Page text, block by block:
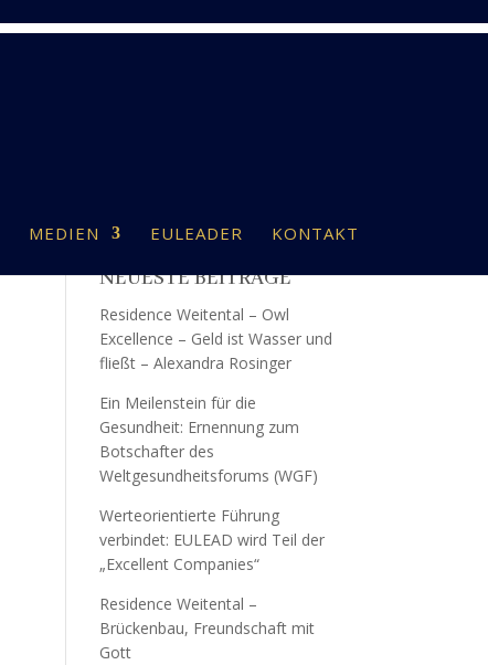
MEDIEN EULEADER KONTAKT
NEUESTE BEITRÄGE
Residence Weitental – Owl
Excellence – Geld ist Wasser und
fließt – Alexandra Rosinger
Ein Meilenstein für die
Gesundheit: Ernennung zum
Botschafter des
Weltgesundheitsforums (WGF)
Werteorientierte Führung
verbindet: EULEAD wird Teil der
„Excellent Companies“
Residence Weitental –
Brückenbau, Freundschaft mit
Gott